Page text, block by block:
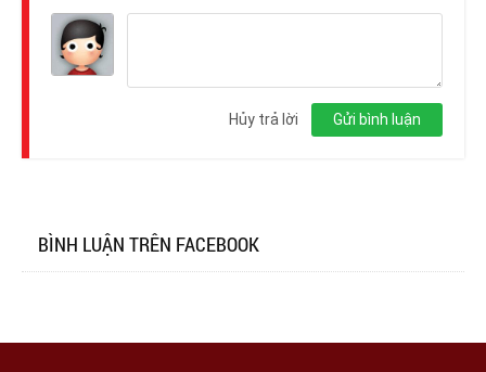
Gửi bình luận
Hủy trả lời
BÌNH LUẬN TRÊN FACEBOOK